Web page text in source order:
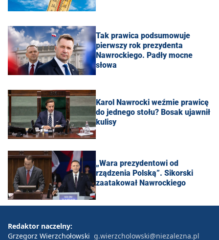
Tak prawica podsumowuje
pierwszy rok prezydenta
Nawrockiego. Padły mocne
słowa
Karol Nawrocki weźmie prawicę
do jednego stołu? Bosak ujawnił
kulisy
„Wara prezydentowi od
rządzenia Polską”. Sikorski
zaatakował Nawrockiego
Redaktor naczelny:
Grzegorz Wierzchołowski g.wierzcholowski@niezalezna.pl